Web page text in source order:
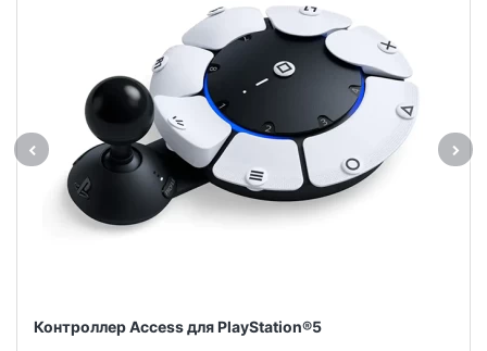
Контроллер Access для PlayStation®5